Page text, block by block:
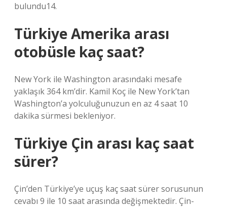
bulundu14.
Türkiye Amerika arası
otobüsle kaç saat?
New York ile Washington arasındaki mesafe
yaklaşık 364 km’dir. Kamil Koç ile New York’tan
Washington’a yolculuğunuzun en az 4 saat 10
dakika sürmesi bekleniyor.
Türkiye Çin arası kaç saat
sürer?
Çin’den Türkiye’ye uçuş kaç saat sürer sorusunun
cevabı 9 ile 10 saat arasında değişmektedir. Çin-